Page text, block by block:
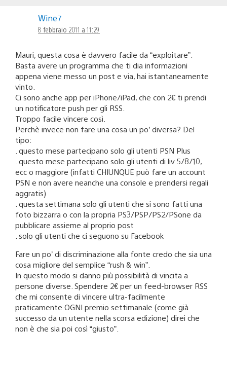
Wine7
8 febbraio 2011 a 11:29
Mauri, questa cosa è davvero facile da “exploitare”.
Basta avere un programma che ti dia informazioni
appena viene messo un post e via, hai istantaneamente
vinto.
Ci sono anche app per iPhone/iPad, che con 2€ ti prendi
un notificatore push per gli RSS.
Troppo facile vincere così.
Perchè invece non fare una cosa un po’ diversa? Del
tipo:
. questo mese partecipano solo gli utenti PSN Plus
. questo mese partecipano solo gli utenti di liv 5/8/10,
ecc o maggiore (infatti CHIUNQUE può fare un account
PSN e non avere neanche una console e prendersi regali
aggratis)
. questa settimana solo gli utenti che si sono fatti una
foto bizzarra o con la propria PS3/PSP/PS2/PSone da
pubblicare assieme al proprio post
. solo gli utenti che ci seguono su Facebook
Fare un po’ di discriminazione alla fonte credo che sia una
cosa migliore del semplice “rush & win”.
In questo modo si danno più possibilità di vincita a
persone diverse. Spendere 2€ per un feed-browser RSS
che mi consente di vincere ultra-facilmente
praticamente OGNI premio settimanale (come già
successo da un utente nella scorsa edizione) direi che
non è che sia poi così “giusto”.